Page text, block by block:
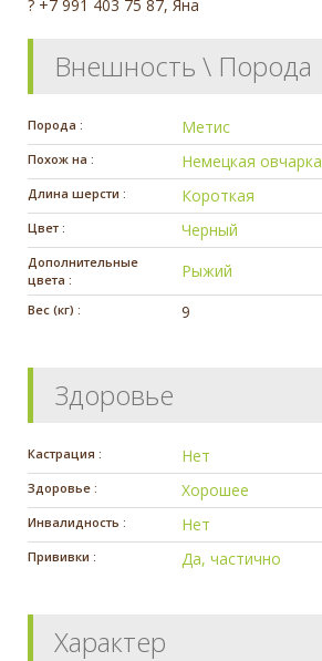
? +7 991 403 75 87, Яна
Внешность \ Порода
Порода : Метис
Похож на : Немецкая овчарка
Длина шерсти : Короткая
Цвет : Черный
Дополнительные
цвета :
Рыжий
Вес (кг) : 9
Здоровье
Кастрация : Нет
Здоровье : Хорошее
Инвалидность : Нет
Прививки : Да, частично
Характер